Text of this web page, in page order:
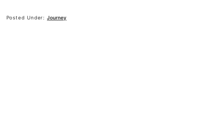
Posted Under:Journey